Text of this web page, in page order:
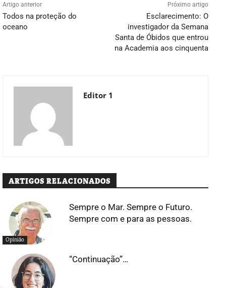
Artigo anterior
Todos na proteção do
oceano
Próximo artigo
Esclarecimento: O
investigador da Semana
Santa de Óbidos que entrou
na Academia aos cinquenta
Editor 1
ARTIGOS RELACIONADOS
Opinião
Sempre o Mar. Sempre o Futuro.
Sempre com e para as pessoas.
“Continuação”…